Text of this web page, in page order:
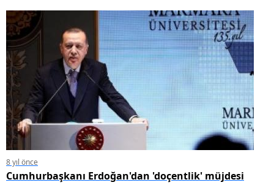
8 yıl önce
Cumhurbaşkanı Erdoğan'dan 'doçentlik' müjdesi